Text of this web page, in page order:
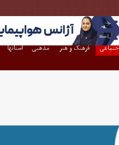
فرهنگ و هنر مذهبی استانها